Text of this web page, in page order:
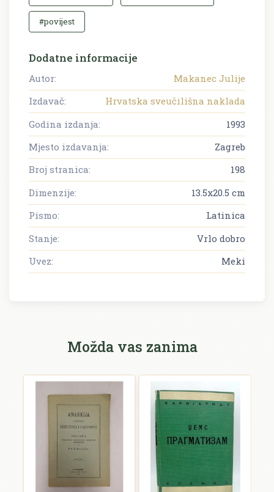
#povijest
Dodatne informacije
Autor:
Makanec Julije
Izdavač:
Hrvatska sveučilišna naklada
Godina izdanja:
1993
Mjesto izdavanja:
Zagreb
Broj stranica:
198
Dimenzije:
13.5x20.5 cm
Pismo:
Latinica
Stanje:
Vrlo dobro
Uvez:
Meki
Možda vas zanima